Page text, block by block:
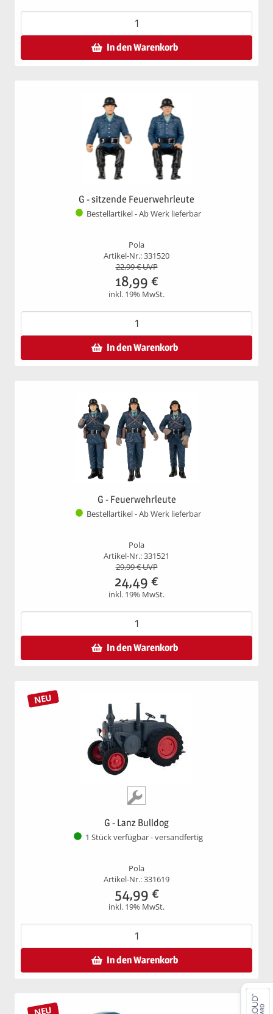
In den Warenkorb
G - sitzende Feuerwehrleute
Bestellartikel - Ab Werk lieferbar
Pola
Artikel-Nr.: 331520
22,99€ UVP
18,99 €
inkl. 19% MwSt.
In den Warenkorb
G - Feuerwehrleute
Bestellartikel - Ab Werk lieferbar
Pola
Artikel-Nr.: 331521
29,99€ UVP
24,49 €
inkl. 19% MwSt.
In den Warenkorb
NEU
G - Lanz Bulldog
1 Stück verfügbar - versandfertig
Pola
Artikel-Nr.: 331619
54,99 €
inkl. 19% MwSt.
In den Warenkorb
NEU